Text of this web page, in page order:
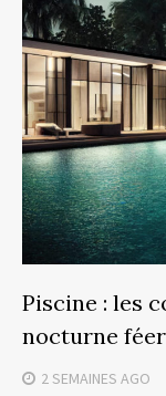
Piscine : les
nocturne
2 SEMAINES AGO